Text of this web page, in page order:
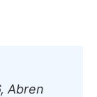
Abren